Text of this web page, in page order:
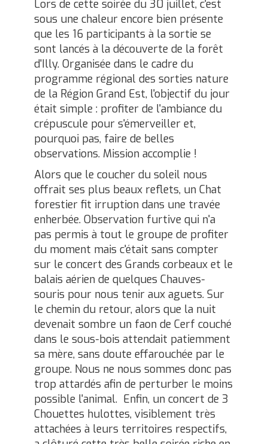
Lors de cette soirée du 30 juillet, c'est
sous une chaleur encore bien présente
que les 16 participants à la sortie se
sont lancés à la découverte de la forêt
d'Illy. Organisée dans le cadre du
programme régional des sorties nature
de la Région Grand Est, l'objectif du jour
était simple : profiter de l'ambiance du
crépuscule pour s'émerveiller et,
pourquoi pas, faire de belles
observations. Mission accomplie !
Alors que le coucher du soleil nous
offrait ses plus beaux reflets, un Chat
forestier fit irruption dans une travée
enherbée. Observation furtive qui n'a
pas permis à tout le groupe de profiter
du moment mais c'était sans compter
sur le concert des Grands corbeaux et le
balais aérien de quelques Chauves-
souris pour nous tenir aux aguets. Sur
le chemin du retour, alors que la nuit
devenait sombre un faon de Cerf couché
dans le sous-bois attendait patiemment
sa mère, sans doute effarouchée par le
groupe. Nous ne nous sommes donc pas
trop attardés afin de perturber le moins
possible l'animal. Enfin, un concert de 3
Chouettes hulottes, visiblement très
attachées à leurs territoires respectifs,